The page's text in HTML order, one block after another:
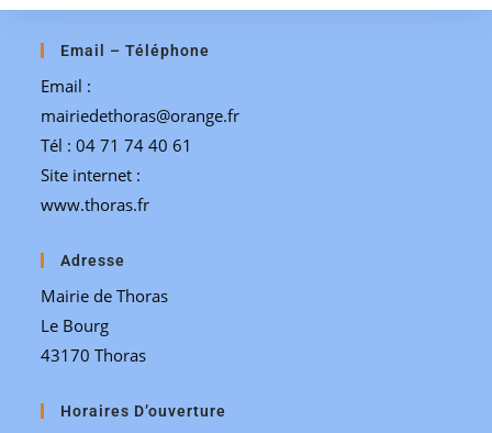
Email – Téléphone
Email :
mairiedethoras@orange.fr
Tél : 04 71 74 40 61
Site internet :
www.thoras.fr
Adresse
Mairie de Thoras
Le Bourg
43170 Thoras
Horaires D’ouverture